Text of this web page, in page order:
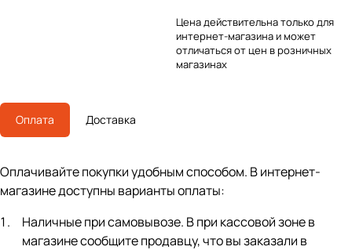
Цена действительна только для
интернет-магазина и может
отличаться от цен в розничных
магазинах
Оплата Доставка
Оплачивайте покупки удобным способом. В интернет-
магазине доступны варианты оплаты:
Наличные при самовывозе. В при кассовой зоне в
магазине сообщите продавцу, что вы заказали в